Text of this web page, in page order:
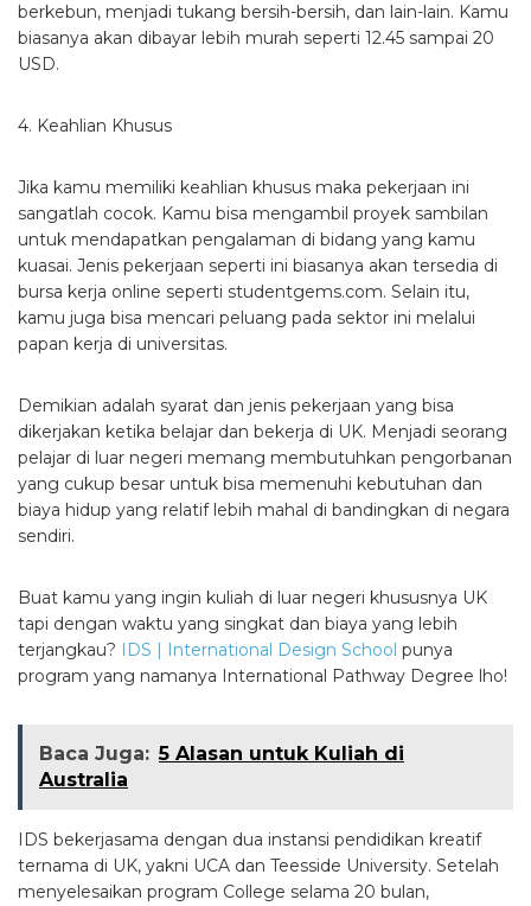
berkebun, menjadi tukang bersih-bersih, dan lain-lain. Kamu
biasanya akan dibayar lebih murah seperti 12.45 sampai 20
USD.
4. Keahlian Khusus
Jika kamu memiliki keahlian khusus maka pekerjaan ini
sangatlah cocok. Kamu bisa mengambil proyek sambilan
untuk mendapatkan pengalaman di bidang yang kamu
kuasai. Jenis pekerjaan seperti ini biasanya akan tersedia di
bursa kerja online seperti studentgems.com. Selain itu,
kamu juga bisa mencari peluang pada sektor ini melalui
papan kerja di universitas.
Demikian adalah syarat dan jenis pekerjaan yang bisa
dikerjakan ketika belajar dan bekerja di UK. Menjadi seorang
pelajar di luar negeri memang membutuhkan pengorbanan
yang cukup besar untuk bisa memenuhi kebutuhan dan
biaya hidup yang relatif lebih mahal di bandingkan di negara
sendiri.
Buat kamu yang ingin kuliah di luar negeri khususnya UK
tapi dengan waktu yang singkat dan biaya yang lebih
terjangkau?
IDS | International Design School punya
program yang namanya International Pathway Degree lho!
Baca Juga: 5 Alasan untuk Kuliah di
Australia
IDS bekerjasama dengan dua instansi pendidikan kreatif
ternama di UK, yakni UCA dan Teesside University. Setelah
menyelesaikan program College selama 20 bulan,